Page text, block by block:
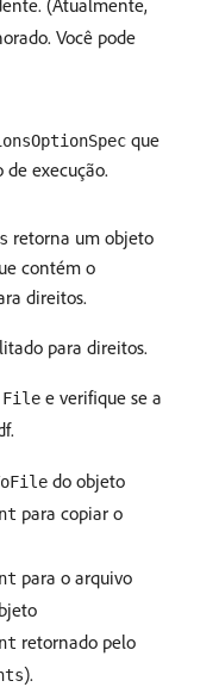
(Atualmente,
Você pode
que
execução.
retorna um objeto
contém o
direitos.
para direitos.
e verifique se a
do objeto
para copiar o
para o arquivo
retornado pelo
).